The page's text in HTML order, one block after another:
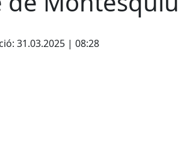
31.03.2025 | 08:28